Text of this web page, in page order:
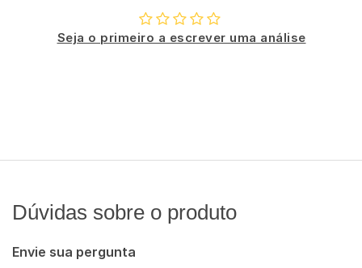
Seja o primeiro a escrever uma análise
Dúvidas sobre o produto
Envie sua pergunta